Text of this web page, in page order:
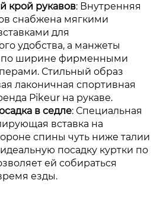
крой рукавов: Внутренняя
снабжена мягкими
для
удобства, а манжеты
по ширине фирменными
Стильный образ
лаконичная спортивная
Pikeur на рукаве.
в седле: Специальная
вставка на
спины чуть ниже талии
посадку куртки по
ей собираться
езды.